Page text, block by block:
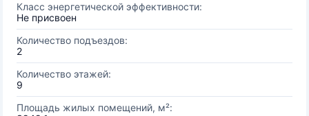
Класс энергетической эффективности:
Не присвоен
Количество подъездов:
2
Количество этажей:
9
Площадь жилых помещений, м²: